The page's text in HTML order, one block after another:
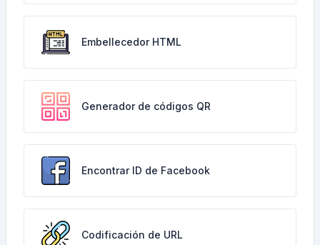
Embellecedor HTML
Generador de códigos QR
Encontrar ID de Facebook
Codificación de URL